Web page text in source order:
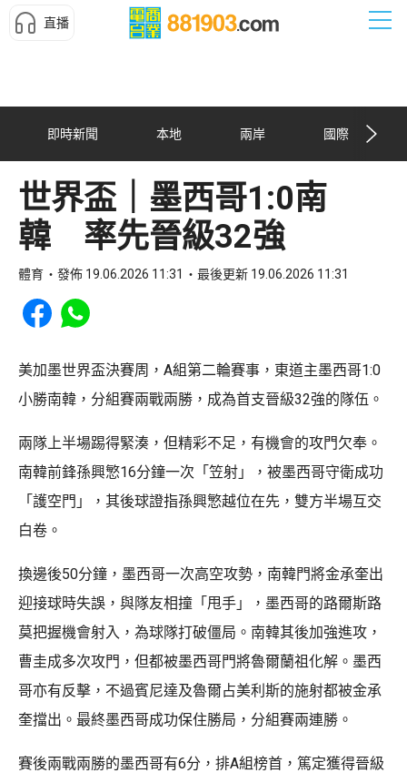
直播
即時新聞 本地 兩岸 國際
世界盃｜墨西哥1:0南
韓 率先晉級32強
體育 發佈 19.06.2026 11:31 最後更新 19.06.2026 11:31
Share to Facebook
Share to WhatsApp
美加墨世界盃決賽周，A組第二輪賽事，東道主墨西哥1:0
小勝南韓，分組賽兩戰兩勝，成為首支晉級32強的隊伍。
兩隊上半場踢得緊湊，但精彩不足，有機會的攻門欠奉。
南韓前鋒孫興慜16分鐘一次「笠射」，被墨西哥守衛成功
「護空門」，其後球證指孫興慜越位在先，雙方半場互交
白卷。
換邊後50分鐘，墨西哥一次高空攻勢，南韓門將金承奎出
迎接球時失誤，與隊友相撞「甩手」，墨西哥的路爾斯路
莫把握機會射入，為球隊打破僵局。南韓其後加強進攻，
曹圭成多次攻門，但都被墨西哥門將魯爾蘭祖化解。墨西
哥亦有反擊，不過賓尼達及魯爾占美利斯的施射都被金承
奎擋出。最終墨西哥成功保住勝局，分組賽兩連勝。
賽後兩戰兩勝的墨西哥有6分，排A組榜首，篤定獲得晉級